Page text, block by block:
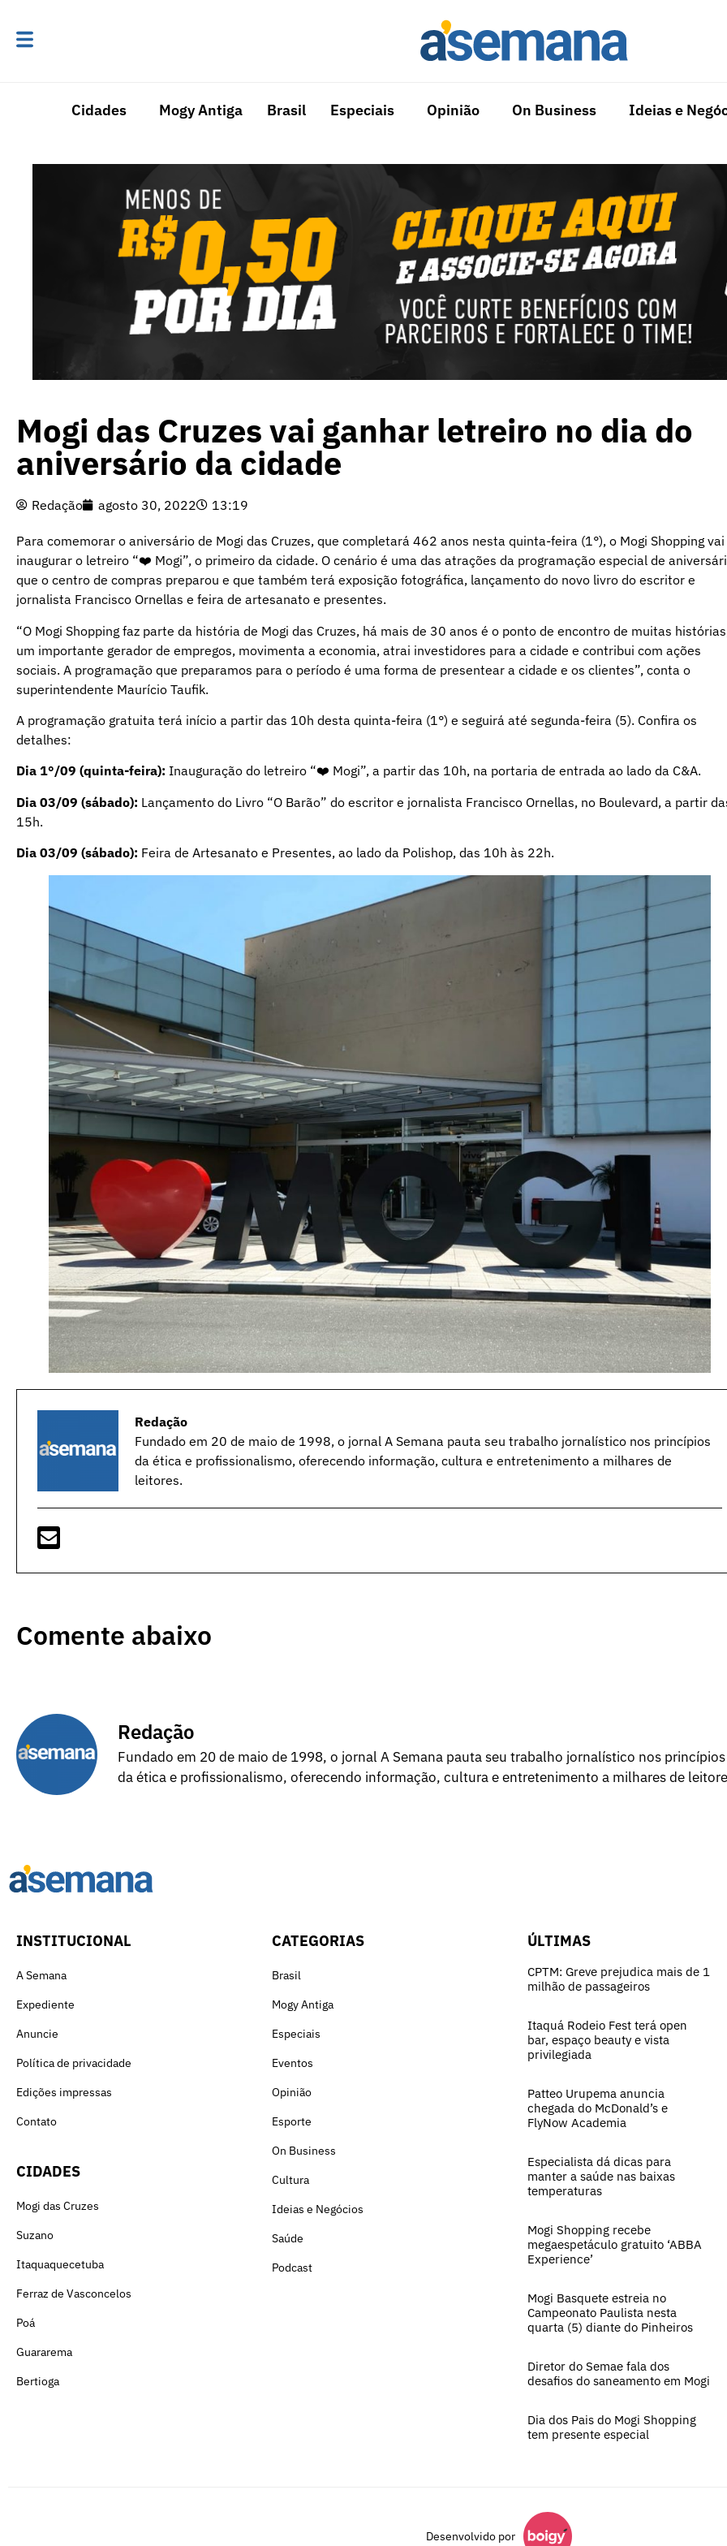
Cidades Mogy Antiga Brasil Especiais Opinião On Business Ideias e
Mogi das Cruzes vai ganhar letreiro no dia do
aniversário da cidade
Redação agosto 30, 2022 13:19
Para comemorar o aniversário de Mogi das Cruzes, que completará 462 anos nesta quinta-feira (1°), o Mogi Shopping vai
inaugurar o letreiro “❤️ Mogi”, o primeiro da cidade. O cenário é uma das atrações da programação especial de
que o centro de compras preparou e que também terá exposição fotográfica, lançamento do novo livro do escritor e
jornalista Francisco Ornellas e feira de artesanato e presentes.
“O Mogi Shopping faz parte da história de Mogi das Cruzes, há mais de 30 anos é o ponto de encontro de muitas
um importante gerador de empregos, movimenta a economia, atrai investidores para a cidade e contribui com ações
sociais. A programação que preparamos para o período é uma forma de presentear a cidade e os clientes”, conta o
superintendente Maurício Taufik.
A programação gratuita terá início a partir das 10h desta quinta-feira (1°) e seguirá até segunda-feira (5). Confira os
detalhes:
Dia 1°/09 (quinta-feira): Inauguração do letreiro “❤️ Mogi”, a partir das 10h, na portaria de entrada ao lado da C&A.
Dia 03/09 (sábado): Lançamento do Livro “O Barão” do escritor e jornalista Francisco Ornellas, no Boulevard, a partir
15h.
Dia 03/09 (sábado): Feira de Artesanato e Presentes, ao lado da Polishop, das 10h às 22h.
Redação
Fundado em 20 de maio de 1998, o jornal A Semana pauta seu trabalho jornalístico nos princípios
da ética e profissionalismo, oferecendo informação, cultura e entretenimento a milhares de
leitores.
Comente abaixo
Redação
Fundado em 20 de maio de 1998, o jornal A Semana pauta seu trabalho jornalístico nos princípios
da ética e profissionalismo, oferecendo informação, cultura e entretenimento a milhares de
INSTITUCIONAL
A Semana
Expediente
Anuncie
Política de privacidade
Edições impressas
Contato
CIDADES
Mogi das Cruzes
Suzano
Itaquaquecetuba
Ferraz de Vasconcelos
Poá
Guararema
Bertioga
CATEGORIAS
Brasil
Mogy Antiga
Especiais
Eventos
Opinião
Esporte
On Business
Cultura
Ideias e Negócios
Saúde
Podcast
ÚLTIMAS
CPTM: Greve prejudica mais de 1
milhão de passageiros
Itaquá Rodeio Fest terá open
bar, espaço beauty e vista
privilegiada
Patteo Urupema anuncia
chegada do McDonald’s e
FlyNow Academia
Especialista dá dicas para
manter a saúde nas baixas
temperaturas
Mogi Shopping recebe
megaespetáculo gratuito ‘ABBA
Experience’
Mogi Basquete estreia no
Campeonato Paulista nesta
quarta (5) diante do Pinheiros
Diretor do Semae fala dos
desafios do saneamento em Mogi
Dia dos Pais do Mogi Shopping
tem presente especial
Desenvolvido por